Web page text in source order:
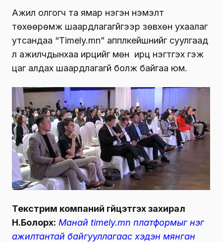
Ажил олгогч та ямар нэгэн нэмэлт
төхөөрөмж шаардлагагүйгээр зөвхөн ухаалаг
утсандаа “Timely.mn” апплкейшнийг суулгаад
л ажилчдынхаа ирцийг мөн ирц нэгтгэх гэж
цаг алдах шаардлагагүй болж байгаа юм.
Текстрим компаний гүйцэтгэх захирал
Н.Болорхүү: Манай timely.mn платформыг нэг
ажилтантай байгууллагаас хэдэн мянган